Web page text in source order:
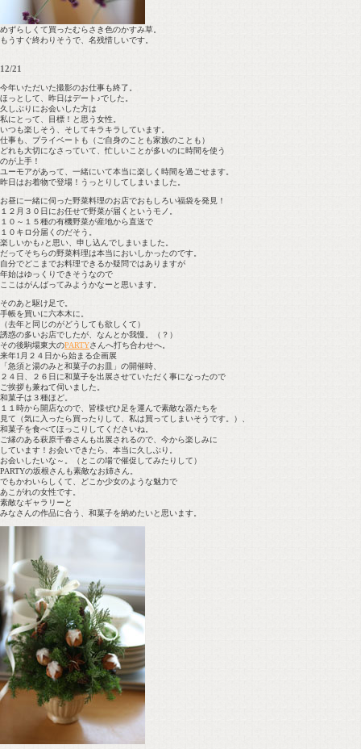
めずらしくて買ったむらさき色のかすみ草。
もうすぐ終わりそうで、名残惜しいです。
12/21
今年いただいた撮影のお仕事も終了。
ほっとして、昨日はデート♪でした。
久しぶりにお会いした方は
私にとって、目標！と思う女性。
いつも楽しそう、そしてキラキラしています。
仕事も、プライベートも（ご自身のことも家族のことも）
どれも大切になさっていて、忙しいことが多いのに時間を使う
のが上手！
ユーモアがあって、一緒にいて本当に楽しく時間を過ごせます。
昨日はお着物で登場！うっとりしてしまいました。
お昼に一緒に伺った野菜料理のお店でおもしろい福袋を発見！
１２月３０日にお任せで野菜が届くというモノ。
１０～１５種の有機野菜が産地から直送で
１０キロ分届くのだそう。
楽しいかも♪と思い、申し込んでしまいました。
だってそちらの野菜料理は本当においしかったのです。
自分でどこまでお料理できるか疑問ではありますが
年始はゆっくりできそうなので
ここはがんばってみようかなーと思います。
そのあと駆け足で。
手帳を買いに六本木に。
（去年と同じのがどうしても欲しくて）
誘惑の多いお店でしたが、なんとか我慢。（？）
その後駒場東大のPARTYさんへ打ち合わせへ。
来年1月２４日から始まる企画展
「急須と湯のみと和菓子のお皿」の開催時、
２４日、２６日に和菓子を出展させていただく事になったので
ご挨拶も兼ねて伺いました。
和菓子は３種ほど。
１１時から開店なので、皆様ぜひ足を運んで素敵な器たちを
見て（気に入ったら買ったりして、私は買ってしまいそうです。）、
和菓子を食べてほっこりしてくださいね。
ご縁のある萩原千春さんも出展されるので、今から楽しみに
しています！お会いできたら、本当に久しぶり。
お会いしたいな～。（とこの場で催促してみたりして）
PARTYの坂根さんも素敵なお姉さん。
でもかわいらしくて、どこか少女のような魅力で
あこがれの女性です。
素敵なギャラリーと
みなさんの作品に合う、和菓子を納めたいと思います。